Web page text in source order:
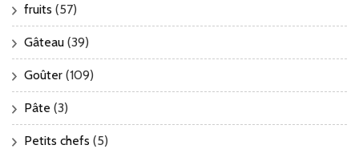
fruits (57)
Gâteau (39)
Goûter (109)
Pâte (3)
Petits chefs (5)